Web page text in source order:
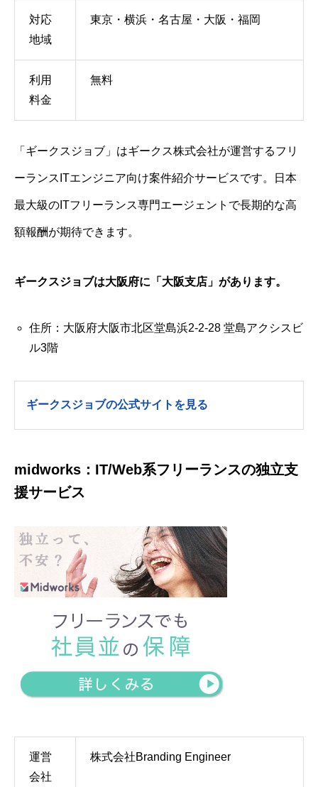
対応
地域
東京・横浜・名古屋・大阪・福岡
利用
料金
無料
「ギークスジョブ」はギークス株式会社が運営するフリ
ーランスITエンジニア向け案件紹介サービスです。日本
最大級のITフリーランス専門エージェントで長期的な高
額報酬が期待できます。
ギークスジョブは大阪府に「大阪支店」があります。
住所：大阪府大阪市北区堂島浜2-2-28 堂島アクシスビ
ル3階
ギークスジョブの公式サイトを見る
midworks：IT/Web系フリーランスの独立支
援サービス
運営
会社
株式会社Branding Engineer